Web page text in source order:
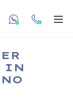
undefined
IN